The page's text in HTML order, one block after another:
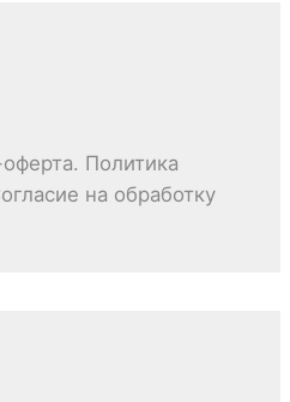
Политика
на обработку